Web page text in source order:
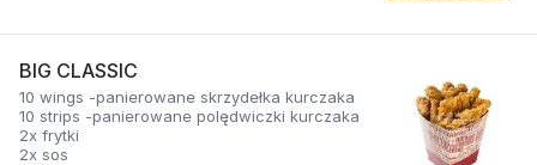
BIG CLASSIC
10 wings -panierowane skrzydełka kurczaka
10 strips -panierowane polędwiczki kurczaka
2x frytki
2x sos